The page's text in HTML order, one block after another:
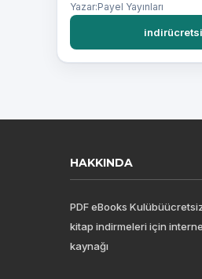
Yazar:Payel Yayınları
HAKKINDA
PDF eBooks
kitap indirmeleri için
kaynağı